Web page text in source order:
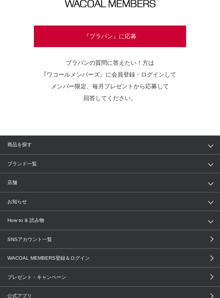
『ブラパン』に応募
ブラパンの質問に答えたい！方は
｢ワコールメンバーズ」に会員登録・ログインして
メンバー限定、毎月プレゼントから応募して
回答してください。
商品を探す
アイテム
ランキング
トピックス
ブランド一覧
WACOAL
Salute
AMPHI
GOCOCi
OUR WACOAL
WACOAL Remamma
CW-X
店舗
店舗を探す
来店予約
ブラ無料診断
取り置き・取り寄せサービス
3Dボディスキャン
お知らせ
新着情報
重要なお知らせ
商品回収
お知らせ
ニュース＆トピックス
How to & 読み物
下着の基礎知識
ブラチェック
ブラパン
フェムケアポータルサイト
SNSアカウント一覧
WACOAL MEMBERS登録＆ログイン
プレゼント・キャンペーン
公式アプリ